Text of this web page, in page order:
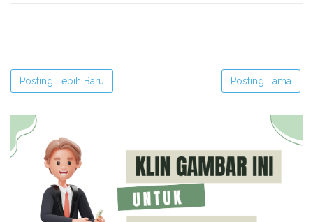
Posting Lebih Baru Posting Lama